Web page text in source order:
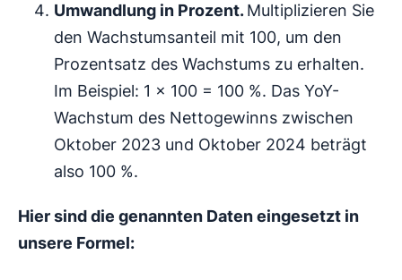
Umwandlung in Prozent.Multiplizieren Sie
den Wachstumsanteil mit 100, um den
Prozentsatz des Wachstums zu erhalten.
Im Beispiel: 1 x 100 = 100 %. Das YoY-
Wachstum des Nettogewinns zwischen
Oktober 2023 und Oktober 2024 beträgt
also 100 %.
Hier sind die genannten Daten eingesetzt in
unsere Formel: